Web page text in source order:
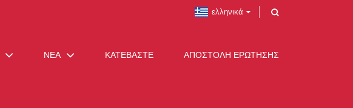
ελληνικά
ΝΈΑ ΚΑΤΕΒΆΣΤΕ ΑΠΟΣΤΟΛΉ ΕΡΏΤΗΣΗΣ